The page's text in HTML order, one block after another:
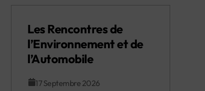
Les Rencontres de
l’Environnement et de
l’Automobile
17 Septembre 2026